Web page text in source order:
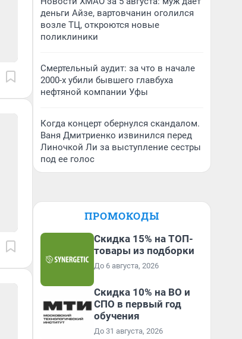
деньги Айзе, вартовчанин оголился
возле ТЦ, откроются новые
поликлиники
Смертельный аудит: за что в начале
2000-х убили бывшего главбуха
нефтяной компании Уфы
Когда концерт обернулся скандалом.
Ваня Дмитриенко извинился перед
Линочкой Ли за выступление сестры
под ее голос
ПРОМОКОДЫ
Скидка 15% на ТОП-
товары из подборки
До 6 августа, 2026
Скидка 10% на ВО и
СПО в первый год
обучения
До 31 августа, 2026